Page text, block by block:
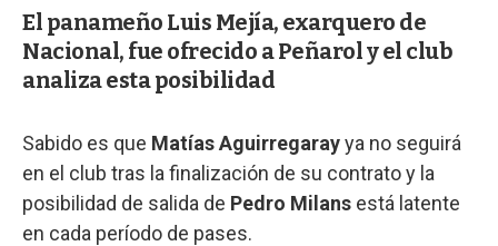
El panameño Luis Mejía, exarquero de
Nacional, fue ofrecido a Peñarol y el club
analiza esta posibilidad
Sabido es que Matías Aguirregarayya no seguirá
en el club tras la finalización de su contrato y la
posibilidad de salida de Pedro Milans está latente
en cada período de pases.